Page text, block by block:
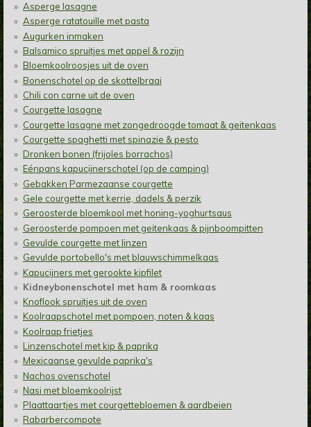
Asperge lasagne
Asperge ratatouille met pasta
Augurken inmaken
Balsamico spruitjes met appel & rozijn
Bloemkoolroosjes uit de oven
Bonenschotel op de skottelbraai
Chili con carne uit de oven
Courgette lasagne
Courgette lasagne met zongedroogde tomaat & geitenkaas
Courgette spaghetti met spinazie & pesto
Dronken bonen (frijoles borrachos)
Eénpans kapucijnerschotel (op de camping)
Gebakken Parmezaanse courgette
Gele courgette met kerrie, dadels & perzik
Geroosterde bloemkool met honing-yoghurtsaus
Geroosterde pompoen met geitenkaas & pijnboompitten
Gevulde courgette met linzen
Gevulde portobello's met blauwschimmelkaas
Kapucijners met gerookte kipfilet
Kidneybonenschotel met ham & roomkaas
Knoflook spruitjes uit de oven
Koolraapschotel met pompoen, noten & kaas
Koolraap frietjes
Linzenschotel met kip & paprika
Mexicaanse gevulde paprika's
Nachos ovenschotel
Nasi met bloemkoolrijst
Plaattaartjes met courgettebloemen & aardbeien
Rabarbercompote